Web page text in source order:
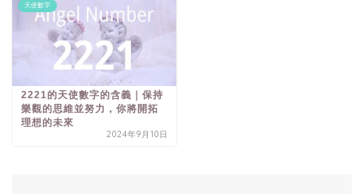
天使數字
2221的天使數字的含義｜保持
樂觀的思維並努力，你將開拓
理想的未來
2024年9月10日